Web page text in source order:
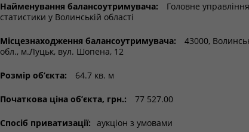
Найменування балансоутримувача:
Головне управління
статистики у Волинській області
Місцезнаходження балансоутримувача:
43000,
обл., м.Луцьк, вул. Шопена, 12
Розмір об’єкта: 64.7 кв. м
Початкова ціна об’єкта, грн.: 77 527.00
Спосіб приватизації: аукціон з умовами